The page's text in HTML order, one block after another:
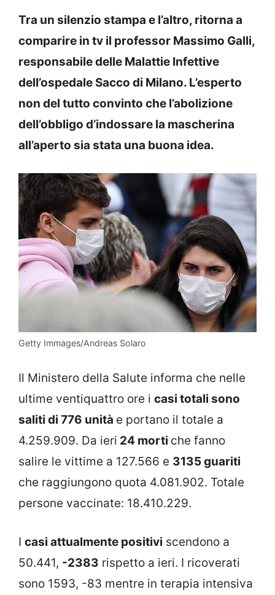
Tra un silenzio stampa e l’altro, ritorna a
comparire in tv il professor Massimo Galli,
responsabile delle Malattie Infettive
dell’ospedale Sacco di Milano. L’esperto
non del tutto convinto che l’abolizione
dell’obbligo d’indossare la mascherina
all’aperto sia stata una buona idea.
Getty Immages/Andreas Solaro
Il Ministero della Salute informa che nelle
ultime ventiquattro ore i casi totali sono
saliti di 776 unità e portano il totale a
4.259.909. Da ieri 24 morti che fanno
salire le vittime a 127.566 e 3135 guariti
che raggiungono quota 4.081.902. Totale
persone vaccinate: 18.410.229.
I casi attualmente positivi scendono a
50.441, -2383 rispetto a ieri. I ricoverati
sono 1593, -83 mentre in terapia intensiva